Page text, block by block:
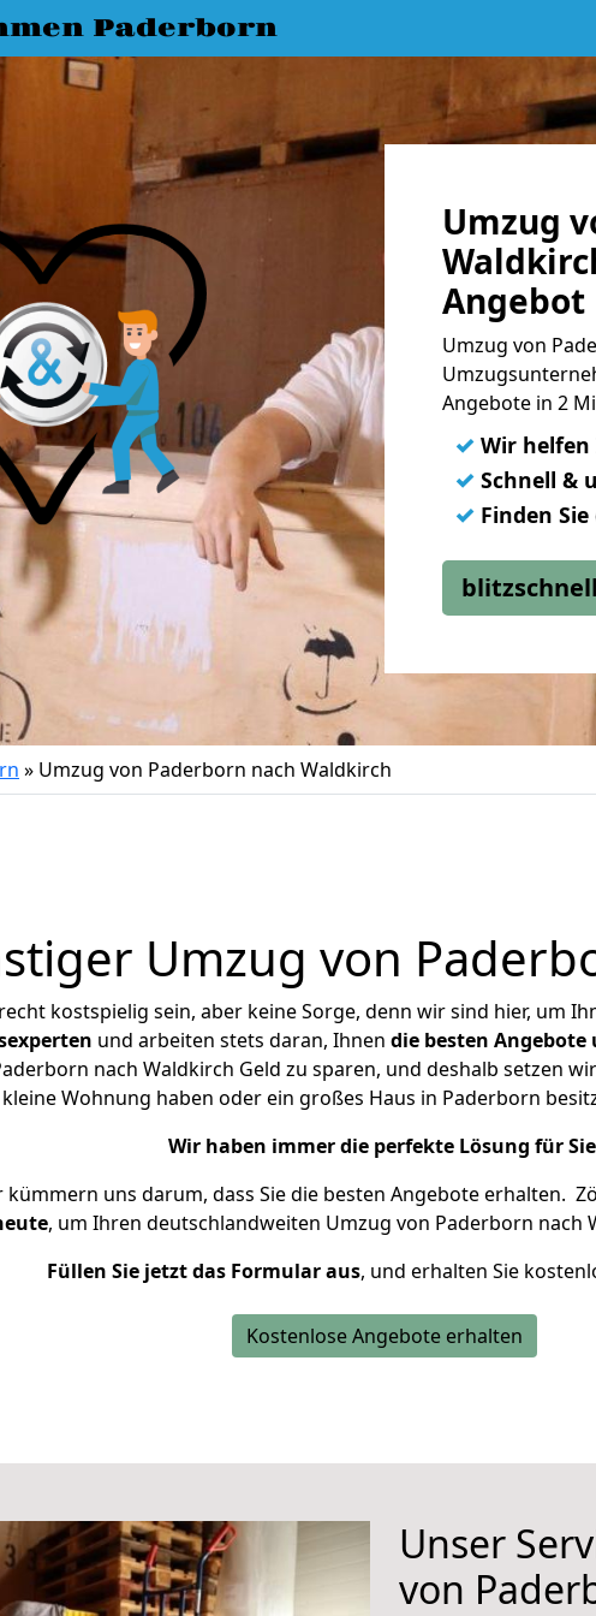
Paderborn
Umzug
Angebot
Umzug von
Angebote in 2
✓ Wir
✓ Schnell &
✓ Finden
» Umzug von Paderborn nach Waldkirch
Umzug von
kostspielig sein, aber keine Sorge, denn wir sind hier, um
und arbeiten stets daran, Ihnen die besten Angebote
nach Waldkirch Geld zu sparen, und deshalb setzen
Wohnung haben oder ein großes Haus in Paderborn
Wir haben immer die perfekte Lösung für
kümmern uns darum, dass Sie die besten Angebote erhalten.
, um Ihren deutschlandweiten Umzug von Paderborn nach
Füllen Sie jetzt das Formular aus, und erhalten Sie
Kostenlose Angebote erhalten
Unser
von